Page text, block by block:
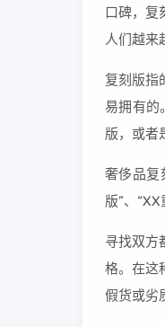
口碑，复
人们越来
复刻版指
易拥有的
版，或者
奢侈品复
版”、
寻找双方
格。在这
假货或劣